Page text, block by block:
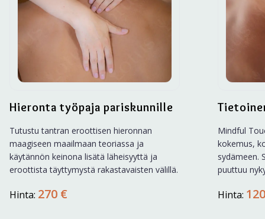
Hieronta työpaja pariskunnille
Tutustu tantran eroottisen hieronnan
maagiseen maailmaan teoriassa ja
käytännön keinona lisätä läheisyyttä ja
eroottista täyttymystä rakastavaisten välillä.
Hinta: 270 €
Mindful
kokemus,
sydämeen.
puuttuu
Hinta: